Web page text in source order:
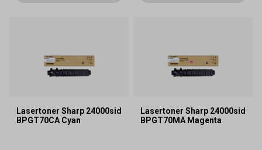
Lasertoner Sharp 24000sid
BPGT70CA Cyan
Lasertoner Sharp 24000sid
BPGT70MA Magenta